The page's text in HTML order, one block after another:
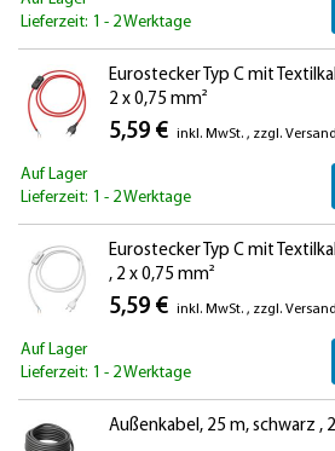
Lieferzeit: 1 - 2 Werktage
Eurostecker Typ C mit
2 x 0,75 mm²
5,59 € inkl. MwSt. , zzgl. Versand
Auf Lager
Lieferzeit: 1 - 2 Werktage
Eurostecker Typ C mit
, 2 x 0,75 mm²
5,59 € inkl. MwSt. , zzgl. Versand
Auf Lager
Lieferzeit: 1 - 2 Werktage
Außenkabel, 25 m, schwarz ,